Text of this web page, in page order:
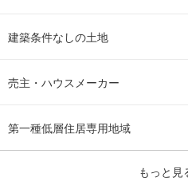
建築条件なしの土地
売主・ハウスメーカー
第一種低層住居専用地域
もっと見